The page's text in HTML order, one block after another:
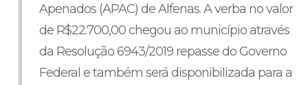
Apenados (APAC) de Alfenas. A verba no valor
de R$22.700,00 chegou ao município através
da Resolução 6943/2019 repasse do Governo
Federal e também será disponibilizada para a